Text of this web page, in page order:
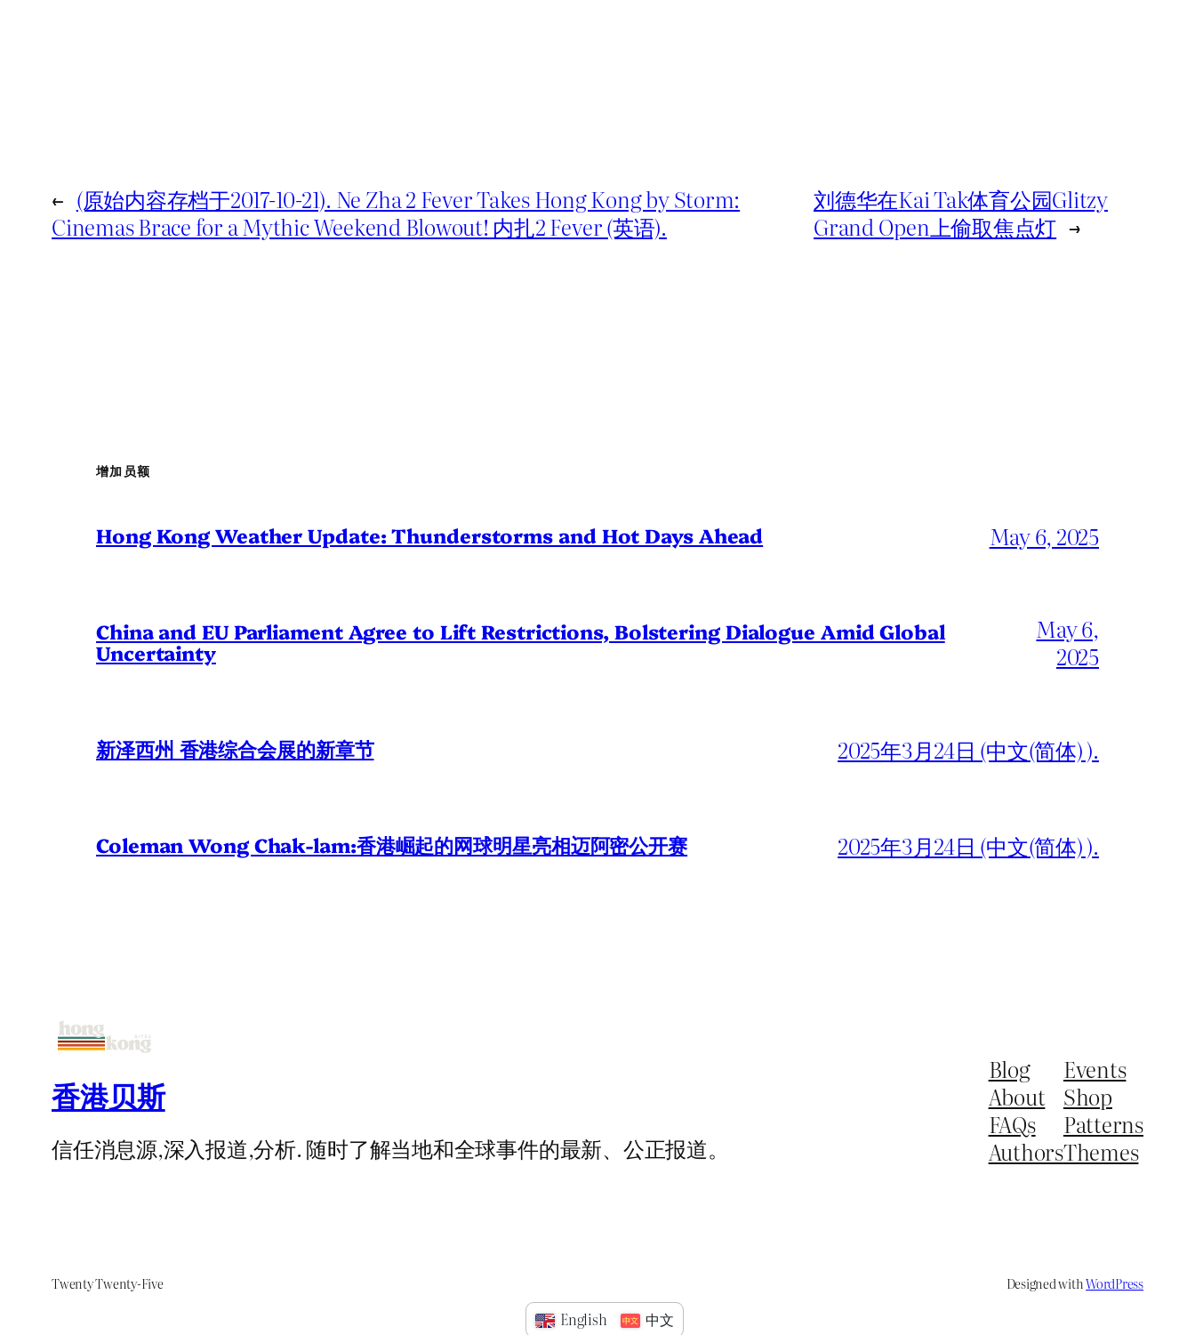
← (原始内容存档于2017-10-21). Ne Zha 2 Fever Takes Hong Kong by Storm:
Cinemas Brace for a Mythic Weekend Blowout! 内扎2 Fever (英语).
刘德华在Kai Tak体育公园Glitzy
Grand Open上偷取焦点灯 →
增加员额
Hong Kong Weather Update: Thunderstorms and Hot Days Ahead May 6, 2025
China and EU Parliament Agree to Lift Restrictions, Bolstering Dialogue Amid Global
Uncertainty
May 6,
2025
新泽西州 香港综合会展的新章节 2025年3月24日 (中文(简体) ).
Coleman Wong Chak-lam:香港崛起的网球明星亮相迈阿密公开赛 2025年3月24日 (中文(简体) ).
香港贝斯
信任消息源,深入报道,分析. 随时了解当地和全球事件的最新、公正报道。
Blog
About
FAQs
Authors
Events
Shop
Patterns
Themes
Twenty Twenty-Five Designed withWordPress
English 中文